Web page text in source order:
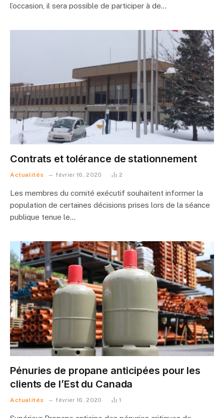
l’occasion, il sera possible de participer à de…
Contrats et tolérance de stationnement
Actualités février 16, 2020 2
Les membres du comité exécutif souhaitent informer la
population de certaines décisions prises lors de la séance
publique tenue le…
Pénuries de propane anticipées pour les
clients de l’Est du Canada
Actualités février 16, 2020 1